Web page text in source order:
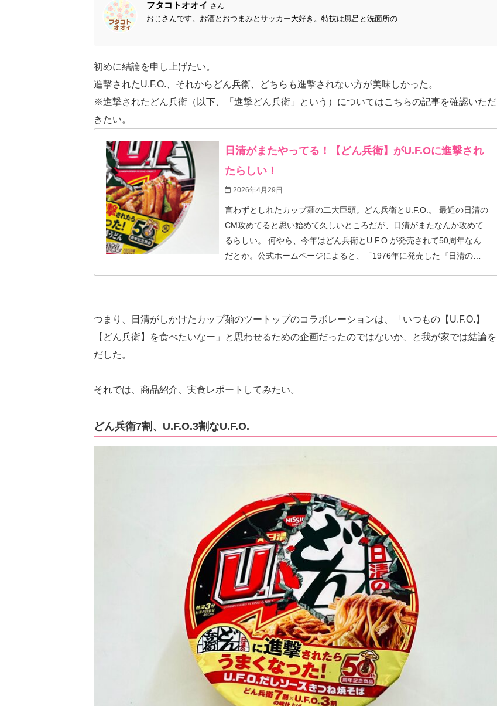
フタコトオオイ さん
おじさんです。お酒とおつまみとサッカー大好き。特技は風呂と洗面所の...
初めに結論を申し上げたい。
進撃されたU.F.O.、それからどん兵衛、どちらも進撃されない方が美味しかった。
※進撃されたどん兵衛（以下、「進撃どん兵衛」という）についてはこちらの記事を確認いただ
きたい。
日清がまたやってる！【どん兵衛】がU.F.Oに進撃され
たらしい！
2026年4月29日
言わずとしれたカップ麺の二大巨頭。どん兵衛とU.F.O.。 最近の日清の
CM攻めてると思い始めて久しいところだが、日清がまたなんか攻めて
るらしい。 何やら、今年はどん兵衛とU.F.O.が発売されて50周年なん
だとか。公式ホームページによると、「1976年に発売した『日清のど
コンセプトに、『どん兵衛』の "だし感" と『U.F.O.』の "ソース感" を
掛け合わせた商品2品を発売します。」とのこと。 何となく言いたいこ
つまり、日清がしかけたカップ麺のツートップのコラボレーションは、「いつもの【U.F.O.】
【どん兵衛】を食べたいなー」と思わせるための企画だったのではないか、と我が家では結論を
だした。
それでは、商品紹介、実食レポートしてみたい。
どん兵衛7割、U.F.O.3割なU.F.O.